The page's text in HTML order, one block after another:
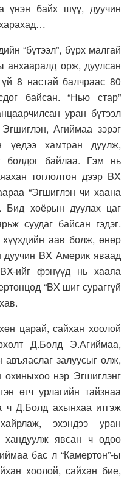
үнэн байх шүү, дуучин
“бүтээл”, бүрх малгай
анхааралд орж, дуулсан
8 настай балчраас 80
байсан. “Нью стар”
уран бүтээл
Агиймаа зэрэг
үедээ хамтран дуулж,
болдог байлаа. Гэм нь
тоглолтон дээр BX
“Эгшиглэн чи хаана
хоёрын дуулах цаг
суудаг байсан гэдэг.
аав болж, өнөр
дуучин BX Америк яваад
ийг фэнүүд нь хааяа
“BX шиг сураггүй
царай, сайхан хоолой
Д.Болд Э.Агиймаа,
залуусыг олж,
охиныхоо нэр Эгшиглэнг
өгч урлагийн тайзнаа
ч Д.Болд ахынхаа итгэж
эхэндээ уран
хандуулж явсан ч одоо
бас л “Камертон”-ы
хоолой, сайхан бие,